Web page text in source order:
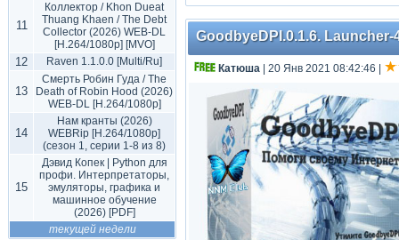
11
Коллектор / Khon Dueat
Thuang Khaen / The Debt
Collector (2026) WEB-DL
[H.264/1080p] [MVO]
12 Raven 1.1.0.0 [Multi/Ru]
13
Смерть Робин Гуда / The
Death of Robin Hood (2026)
WEB-DL [H.264/1080p]
14
Нам кранты (2026)
WEBRip [H.264/1080p]
(сезон 1, серии 1-8 из 8)
15
Дэвид Копек | Python для
профи. Интерпретаторы,
эмуляторы, графика и
машинное обучение
(2026) [PDF]
текущей недели
GoodbyeDPI.0.1.6. Launcher-
Катюша | 20 Янв 2021 08:42:46